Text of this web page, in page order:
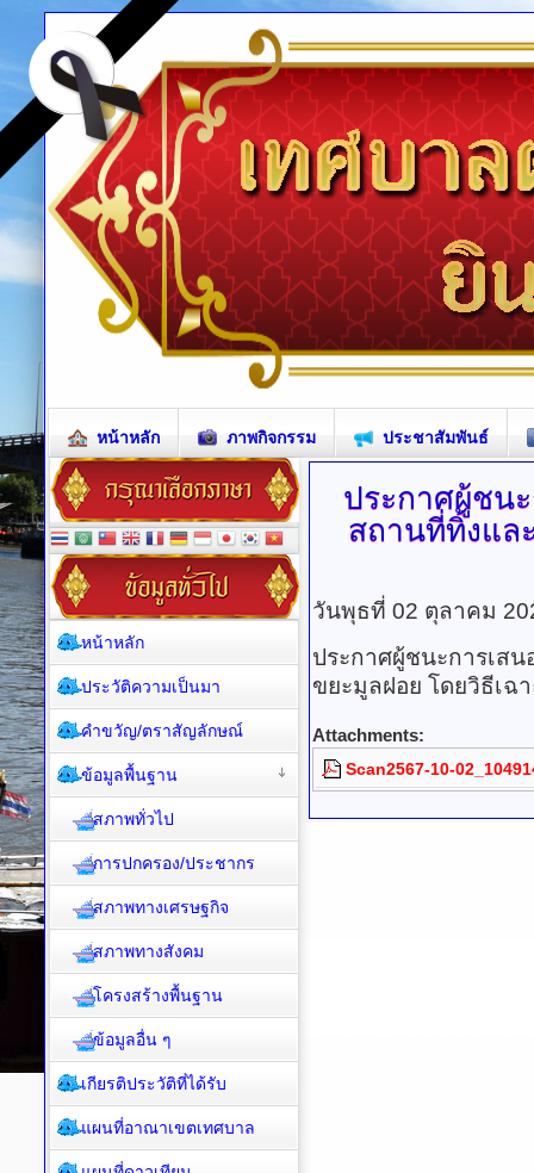
หน้าหลัก ภาพกิจกรรม ประชาสัมพันธ์
ประกาศผู้ชน
สถานที่ทิ้งแล
วันพุธที่ 02 ตุลาคม
ประกาศผู้ชนะการเส
ขยะมูลฝอย โดยวิธีเฉา
Attachments:
Scan2567-10-
หน้าหลัก
ประวัติความเป็นมา
คำขวัญ/ตราสัญลักษณ์
ข้อมูลพื้นฐาน
สภาพทั่วไป
การปกครอง/ประชากร
สภาพทางเศรษฐกิจ
สภาพทางสังคม
โครงสร้างพื้นฐาน
ข้อมูลอื่น ๆ
เกียรติประวัติที่ได้รับ
แผนที่อาณาเขตเทศบาล